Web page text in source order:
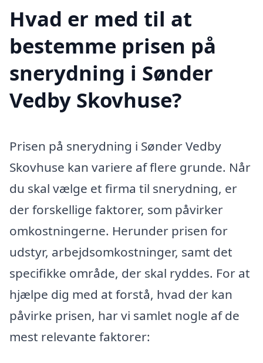
Hvad er med til at
bestemme prisen på
snerydning i Sønder
Vedby Skovhuse?
Prisen på snerydning i Sønder Vedby
Skovhuse kan variere af flere grunde. Når
du skal vælge et firma til snerydning, er
der forskellige faktorer, som påvirker
omkostningerne. Herunder prisen for
udstyr, arbejdsomkostninger, samt det
specifikke område, der skal ryddes. For at
hjælpe dig med at forstå, hvad der kan
påvirke prisen, har vi samlet nogle af de
mest relevante faktorer: